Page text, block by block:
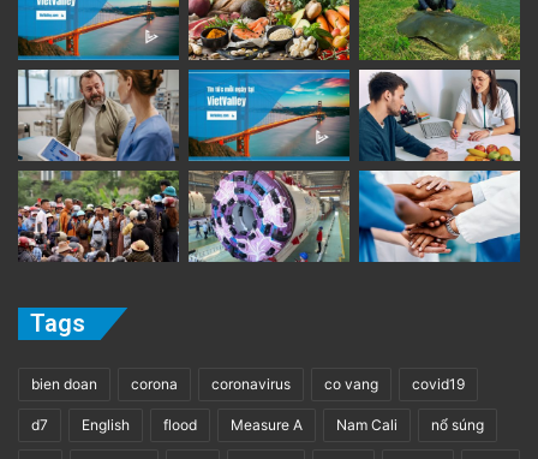
Tags
bien doan corona coronavirus co vang covid19
d7 English flood Measure A Nam Cali nổ súng